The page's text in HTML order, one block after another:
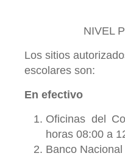
NIVEL
Los sitios
escolares son:
En efectivo
Oficinas del
horas 08:00 a
Banco